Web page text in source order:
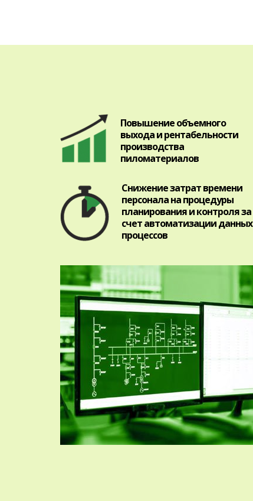
Повышение объемного
выхода и рентабельности
производства
пиломатериалов
Снижение затрат времени
персонала на процедуры
планирования и контроля за
счет автоматизации данных
процессов